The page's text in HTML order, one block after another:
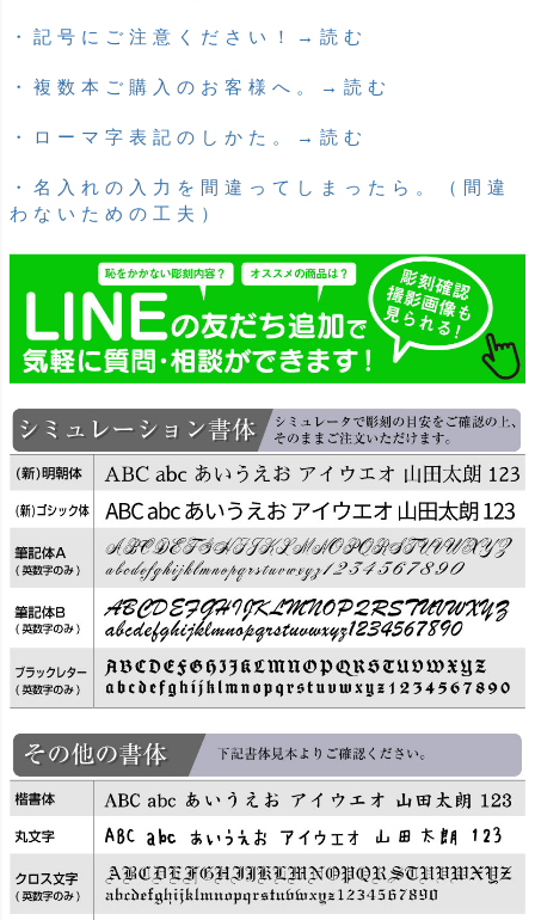
・記号にご注意ください！→読む
・複数本ご購入のお客様へ。→読む
・ローマ字表記のしかた。→読む
・名入れの入力を間違ってしまったら。（間違
わないための工夫）